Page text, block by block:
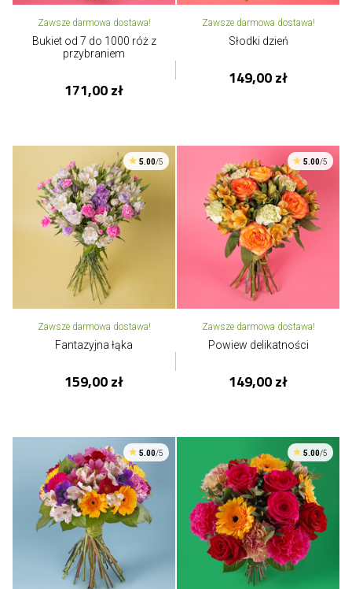
Zawsze darmowa dostawa!
Bukiet od 7 do 1000 róż z
przybraniem
171,00 zł
Zawsze darmowa dostawa!
Słodki dzień
149,00 zł
5.00/5
Zawsze darmowa dostawa!
Fantazyjna łąka
159,00 zł
5.00/5
Zawsze darmowa dostawa!
Powiew delikatności
149,00 zł
5.00/5 5.00/5